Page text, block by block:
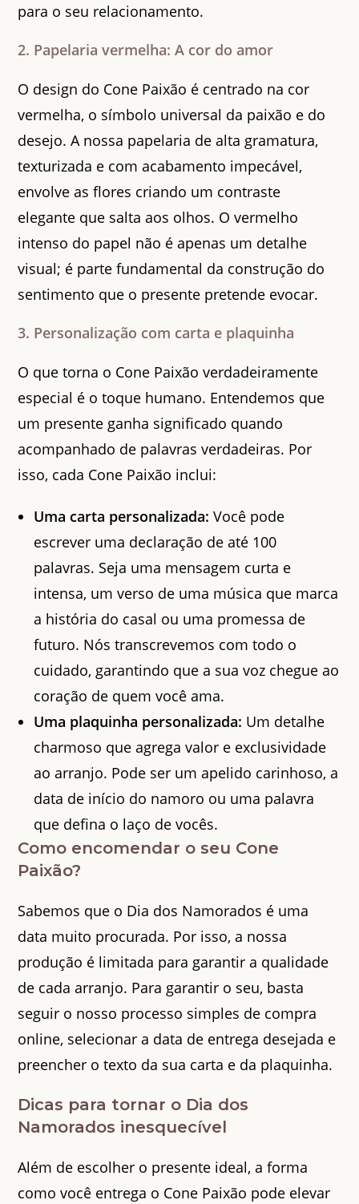
para o seu relacionamento.
2. Papelaria vermelha: A cor do amor
O design do Cone Paixão é centrado na cor
vermelha, o símbolo universal da paixão e do
desejo. A nossa papelaria de alta gramatura,
texturizada e com acabamento impecável,
envolve as flores criando um contraste
elegante que salta aos olhos. O vermelho
intenso do papel não é apenas um detalhe
visual; é parte fundamental da construção do
sentimento que o presente pretende evocar.
3. Personalização com carta e plaquinha
O que torna o Cone Paixão verdadeiramente
especial é o toque humano. Entendemos que
um presente ganha significado quando
acompanhado de palavras verdadeiras. Por
isso, cada Cone Paixão inclui:
Uma carta personalizada: Você pode
escrever uma declaração de até 100
palavras. Seja uma mensagem curta e
intensa, um verso de uma música que marca
a história do casal ou uma promessa de
futuro. Nós transcrevemos com todo o
cuidado, garantindo que a sua voz chegue ao
coração de quem você ama.
Uma plaquinha personalizada: Um detalhe
charmoso que agrega valor e exclusividade
ao arranjo. Pode ser um apelido carinhoso, a
data de início do namoro ou uma palavra
que defina o laço de vocês.
Como encomendar o seu Cone
Paixão?
Sabemos que o Dia dos Namorados é uma
data muito procurada. Por isso, a nossa
produção é limitada para garantir a qualidade
de cada arranjo. Para garantir o seu, basta
seguir o nosso processo simples de compra
online, selecionar a data de entrega desejada e
preencher o texto da sua carta e da plaquinha.
Dicas para tornar o Dia dos
Namorados inesquecível
Além de escolher o presente ideal, a forma
como você entrega o Cone Paixão pode elevar